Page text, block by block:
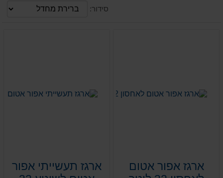
סידור:
ארגז אפור אטום
ארגז תעשייתי אפור